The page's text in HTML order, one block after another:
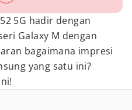
5G hadir dengan
Galaxy M dengan
bagaimana impresi
yang satu ini?